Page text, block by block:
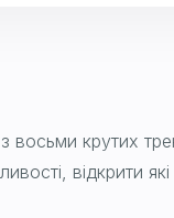
крутих
відкрити